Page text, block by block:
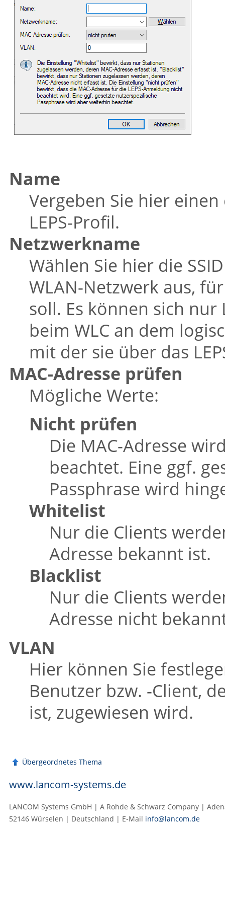
Name
Vergeben Sie hier
LEPS-Profil.
Netzwerkname
Wählen Sie hier die
WLAN-Netzwerk aus,
soll. Es können sich nur
beim WLC an dem
mit der sie über das
MAC-Adresse prüfen
Mögliche Werte:
Nicht prüfen
Die MAC-Adresse
beachtet. Eine ggf.
Passphrase wird
Whitelist
Nur die Clients
Adresse bekannt ist.
Blacklist
Nur die Clients
Adresse nicht
VLAN
Hier können Sie
Benutzer bzw. -Client,
ist, zugewiesen wird.
Übergeordnetes Thema
www.lancom-systems.de
LANCOM Systems GmbH | A Rohde & Schwarz Company |
52146 Würselen | Deutschland | E‑Mail info@lancom.de